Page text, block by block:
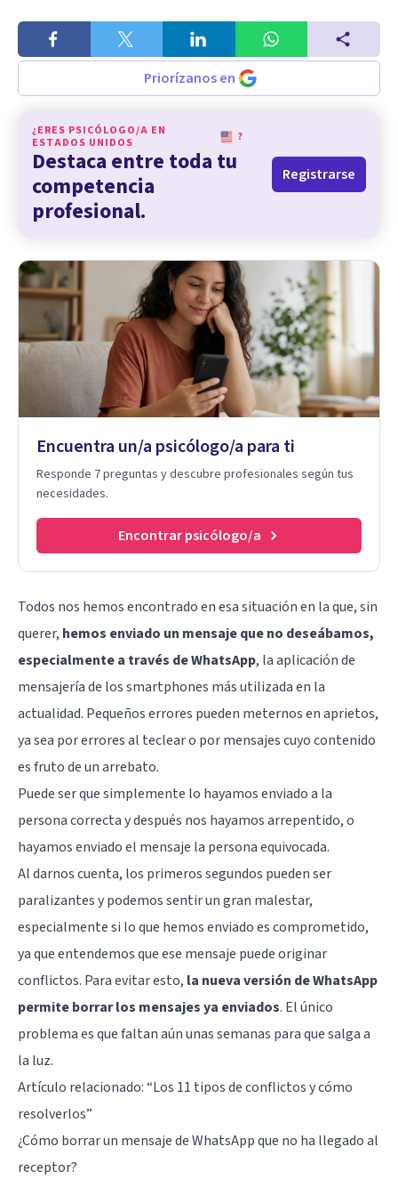
Priorízanos en
¿ERES PSICÓLOGO/A EN
ESTADOS UNIDOS
?
Destaca entre toda tu
competencia
profesional.
Registrarse
Encuentra un/a psicólogo/a para ti
Responde 7 preguntas y descubre profesionales según tus
necesidades.
Encontrar psicólogo/a
Todos nos hemos encontrado en esa situación en la que, sin
querer, hemos enviado un mensaje que no deseábamos,
especialmente a través de WhatsApp, la aplicación de
mensajería de los smartphones más utilizada en la
actualidad. Pequeños errores pueden meternos en aprietos,
ya sea por errores al teclear o por mensajes cuyo contenido
es fruto de un arrebato.
Puede ser que simplemente lo hayamos enviado a la
persona correcta y después nos hayamos arrepentido, o
hayamos enviado el mensaje la persona equivocada.
Al darnos cuenta, los primeros segundos pueden ser
paralizantes y podemos sentir un gran malestar,
especialmente si lo que hemos enviado es comprometido,
ya que entendemos que ese mensaje puede originar
conflictos. Para evitar esto, la nueva versión de WhatsApp
permite borrar los mensajes ya enviados. El único
problema es que faltan aún unas semanas para que salga a
la luz.
Artículo relacionado: “Los 11 tipos de conflictos y cómo
resolverlos”
¿Cómo borrar un mensaje de WhatsApp que no ha llegado al
receptor?